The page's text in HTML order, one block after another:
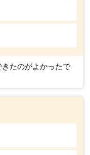
たのがよかったで